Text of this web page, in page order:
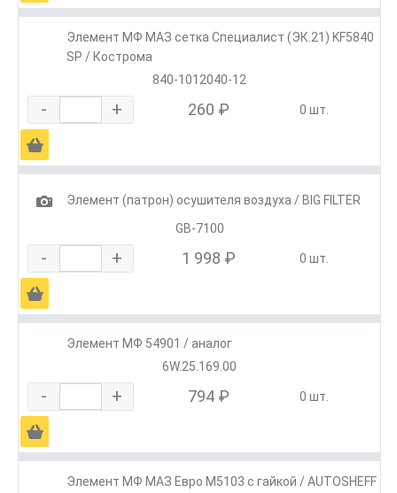
Элемент МФ МАЗ сетка Специалист (ЭК.21) KF5840
SP / Кострома
840-1012040-12
- + 260 ₽ 0 шт.
Ä
1
Элемент (патрон) осушителя воздуха / BIG FILTER
GB-7100
- + 1 998 ₽ 0 шт.
Ä
Элемент МФ 54901 / аналог
6W.25.169.00
- + 794 ₽ 0 шт.
Ä
Элемент МФ МАЗ Евро М5103 с гайкой / AUTOSHEFF